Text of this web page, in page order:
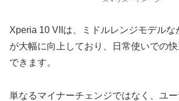
Xperia 10 VIIは、ミドルレンジモデルな
が大幅に向上しており、日常使いでの
できます。
単なるマイナーチェンジではなく、ユ